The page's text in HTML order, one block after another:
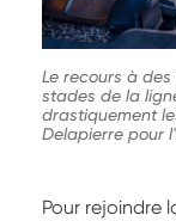
Le recours à
stades de la
drastiquement
Delapierre pour
Pour rejoindre